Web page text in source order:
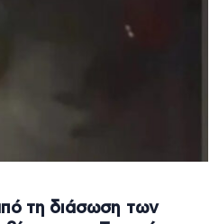
τη διάσωση των